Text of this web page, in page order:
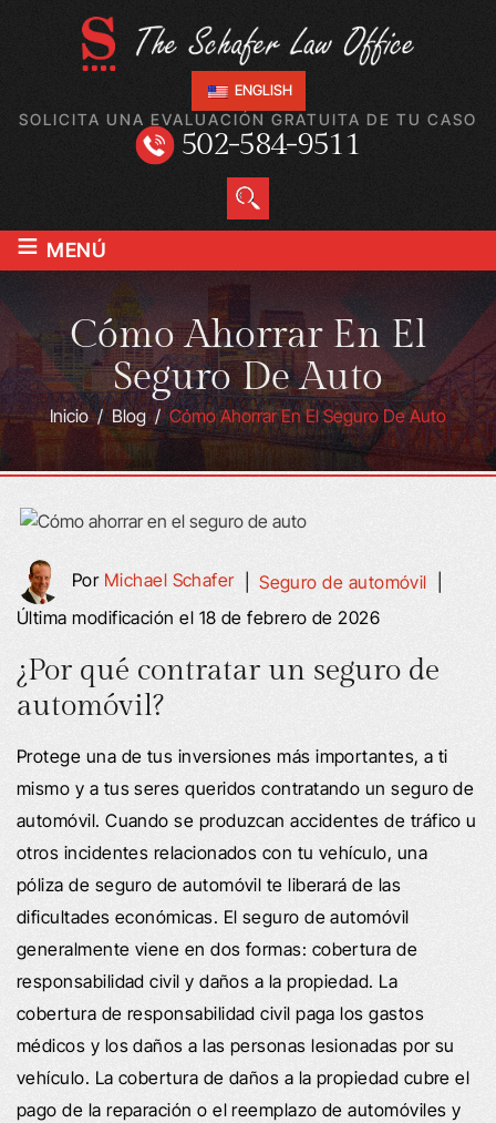
ENGLISH
SOLICITA UNA EVALUACIÓN GRATUITA DE TU CASO
502-584-9511
≡ MENÚ
Cómo Ahorrar En El
Seguro De Auto
Inicio/Blog/Cómo Ahorrar En El Seguro De Auto
Por Michael Schafer|Seguro de automóvil
Última modificación el 18 de febrero de 2026
¿Por qué contratar un seguro de
automóvil?
Protege una de tus inversiones más importantes, a ti
mismo y a tus seres queridos contratando un seguro de
automóvil. Cuando se produzcan accidentes de tráfico u
otros incidentes relacionados con tu vehículo, una
póliza de seguro de automóvil te liberará de las
dificultades económicas. El seguro de automóvil
generalmente viene en dos formas: cobertura de
responsabilidad civil y daños a la propiedad. La
cobertura de responsabilidad civil paga los gastos
médicos y los daños a las personas lesionadas por su
vehículo. La cobertura de daños a la propiedad cubre el
pago de la reparación o el reemplazo de automóviles y